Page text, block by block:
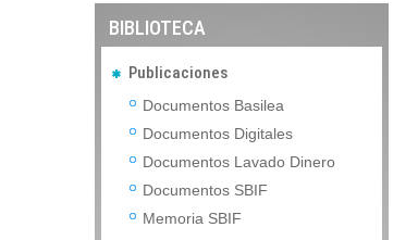
BIBLIOTECA
Publicaciones
Documentos Basilea
Documentos Digitales
Documentos Lavado Dinero
Documentos SBIF
Memoria SBIF